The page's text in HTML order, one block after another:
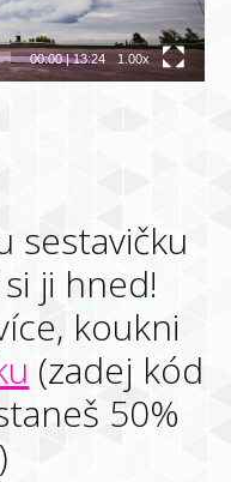
00:00|13:24 1.00x
sestavičku
ji hned!
koukni
(zadej kód
50%